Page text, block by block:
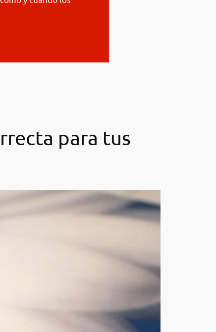
para tus